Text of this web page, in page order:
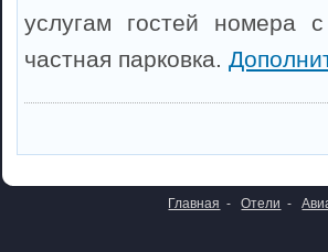
услугам гостей номера
частная парковка.
Главная - Отели -